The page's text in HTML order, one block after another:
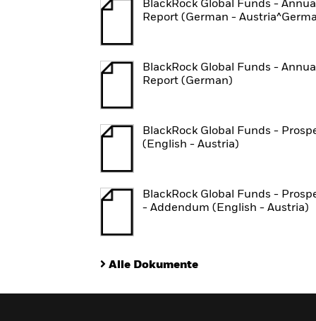
BlackRock Global Funds -
Report (German -
BlackRock Global Funds -
Report (German)
BlackRock Global Funds -
(English - Austria)
BlackRock Global Funds -
- Addendum (English - Austria)
Alle Dokumente